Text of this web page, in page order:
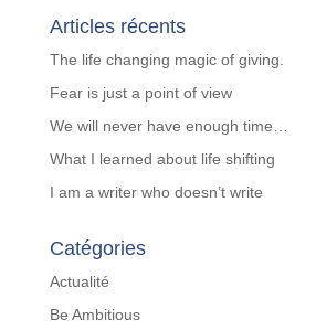
Articles récents
The life changing magic of giving.
Fear is just a point of view
We will never have enough time…
What I learned about life shifting
I am a writer who doesn’t write
Catégories
Actualité
Be Ambitious